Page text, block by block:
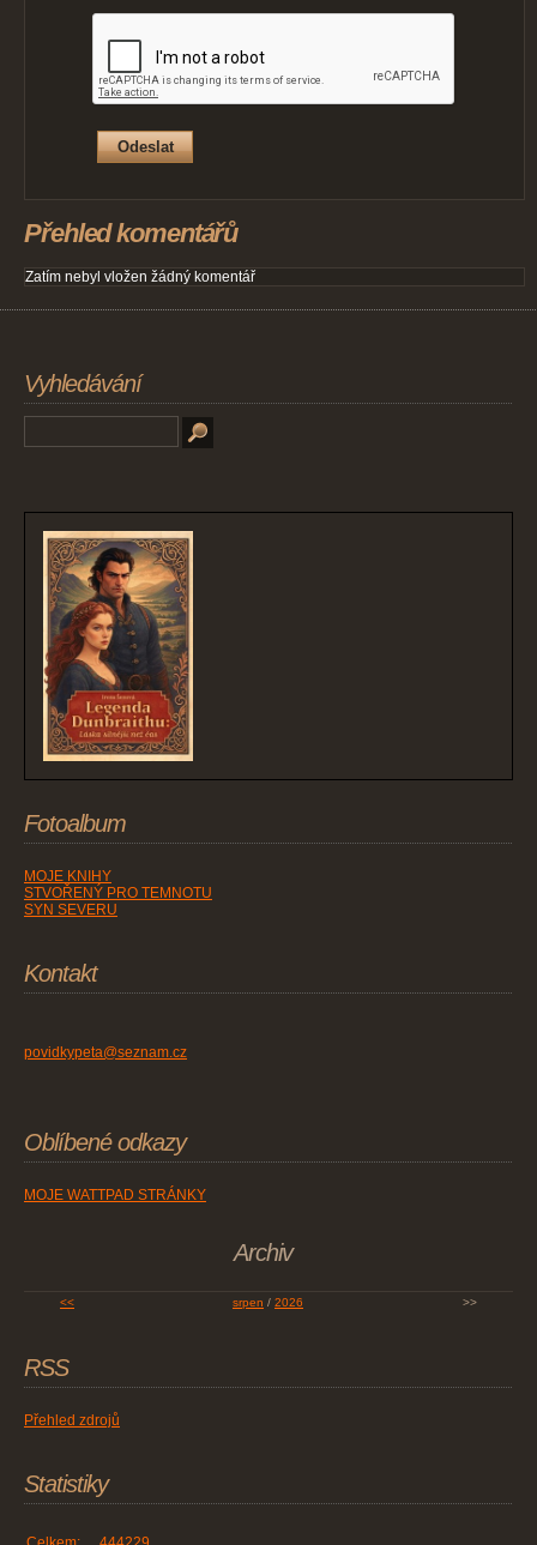
Přehled komentářů
Zatím nebyl vložen žádný komentář
Vyhledávání
Fotoalbum
MOJE KNIHY
STVOŘENÝ PRO TEMNOTU
SYN SEVERU
Kontakt
povidkypeta@seznam.cz
Oblíbené odkazy
MOJE WATTPAD STRÁNKY
Archiv
<< srpen / 2026 >>
RSS
Přehled zdrojů
Statistiky